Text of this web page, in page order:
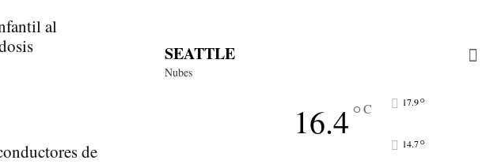
al
de
SEATTLE
Nubes
16.4°C 17.9°
14.7°